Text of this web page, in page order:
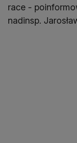
race -
nadinsp.